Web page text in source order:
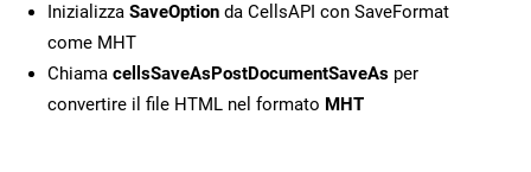
Inizializza SaveOption da CellsAPI con SaveFormat
come MHT
Chiama cellsSaveAsPostDocumentSaveAs per
convertire il file HTML nel formato MHT